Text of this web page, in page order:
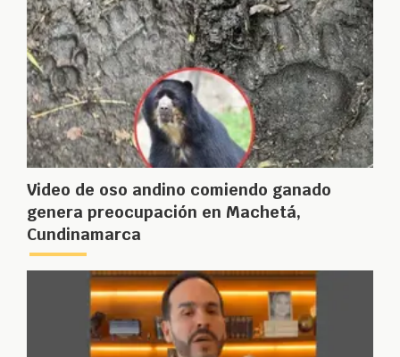
Video de oso andino comiendo ganado
genera preocupación en Machetá,
Cundinamarca